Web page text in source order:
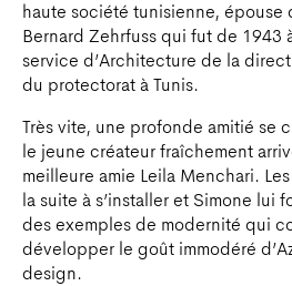
haute société tunisienne, épouse
Bernard Zehrfuss qui fut de 1943
service d’Architecture de la
du protectorat à Tunis.
Très vite, une profonde amitié se
le jeune créateur fraîchement
meilleure amie Leila Menchari.
la suite à s’installer et Simone lui
des exemples de modernité qui
développer le goût immodéré
design.